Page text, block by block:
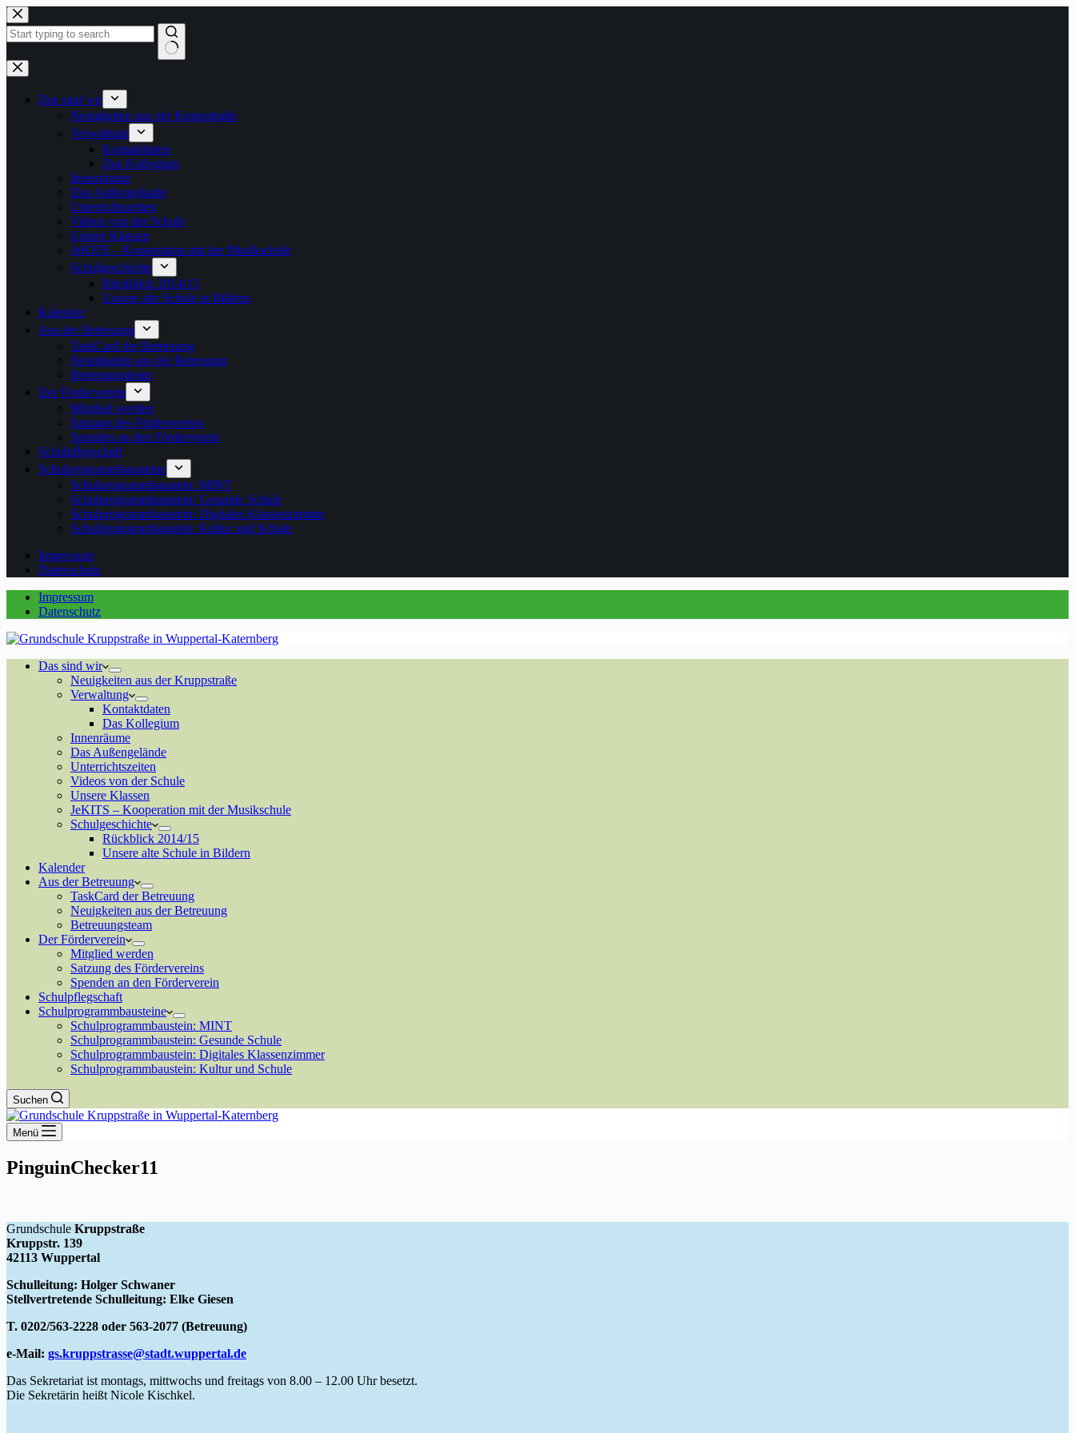
Zum
Inhalt
springen
Keine
Ergebnisse
Das sind wir
Neuigkeiten aus der Kruppstraße
Verwaltung
Kontaktdaten
Das Kollegium
Innenräume
Das Außengelände
Unterrichtszeiten
Videos von der Schule
Unsere Klassen
JeKITS – Kooperation mit der Musikschule
Schulgeschichte
Rückblick 2014/15
Unsere alte Schule in Bildern
Kalender
Aus der Betreuung
TaskCard der Betreuung
Neuigkeiten aus der Betreuung
Betreuungsteam
Der Förderverein
Mitglied werden
Satzung des Fördervereins
Spenden an den Förderverein
Schulpflegschaft
Schulprogrammbausteine
Schulprogrammbaustein: MINT
Schulprogrammbaustein: Gesunde Schule
Schulprogrammbaustein: Digitales Klassenzimmer
Schulprogrammbaustein: Kultur und Schule
Impressum
Datenschutz
Impressum
Datenschutz
Das sind wir
Neuigkeiten aus der Kruppstraße
Verwaltung
Kontaktdaten
Das Kollegium
Innenräume
Das Außengelände
Unterrichtszeiten
Videos von der Schule
Unsere Klassen
JeKITS – Kooperation mit der Musikschule
Schulgeschichte
Rückblick 2014/15
Unsere alte Schule in Bildern
Kalender
Aus der Betreuung
TaskCard der Betreuung
Neuigkeiten aus der Betreuung
Betreuungsteam
Der Förderverein
Mitglied werden
Satzung des Fördervereins
Spenden an den Förderverein
Schulpflegschaft
Schulprogrammbausteine
Schulprogrammbaustein: MINT
Schulprogrammbaustein: Gesunde Schule
Schulprogrammbaustein: Digitales Klassenzimmer
Schulprogrammbaustein: Kultur und Schule
Suchen
Menü
PinguinChecker11
Grundschule Kruppstraße
Kruppstr. 139
42113 Wuppertal
Schulleitung: Holger Schwaner
Stellvertretende Schulleitung: Elke Giesen
T. 0202/563-2228 oder 563-2077 (Betreuung)
e-Mail: gs.kruppstrasse@stadt.wuppertal.de
Das Sekretariat ist montags, mittwochs und freitags von 8.00 – 12.00 Uhr besetzt.
Die Sekretärin heißt Nicole Kischkel.